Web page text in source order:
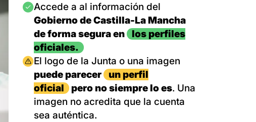
Imagen
Accede a al información del
Gobierno de Castilla-La Mancha
de forma segura en
los perfiles
oficiales.
Imagen
El logo de la Junta o una imagen
puede parecer
un perfil
oficial
pero no siempre lo es. Una
imagen no acredita que la cuenta
sea auténtica.